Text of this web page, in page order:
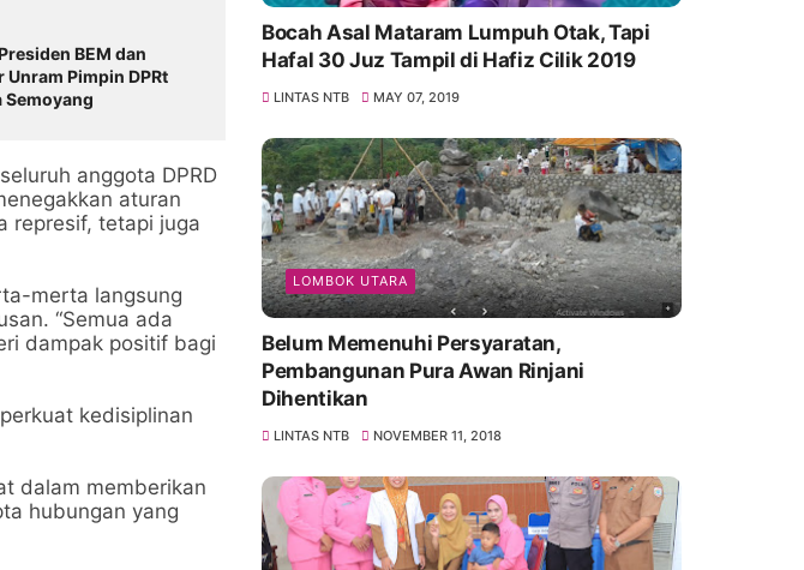
BEM dan
Unram Pimpin DPRt
Semoyang
anggota DPRD
aturan
represif, tetapi juga
merta langsung
“Semua ada
dampak positif bagi
kedisiplinan
dalam memberikan
hubungan yang
Bocah Asal Mataram Lumpuh Otak, Tapi
Hafal 30 Juz Tampil di Hafiz Cilik 2019
LINTAS NTB MAY 07, 2019
LOMBOK UTARA
Belum Memenuhi Persyaratan,
Pembangunan Pura Awan Rinjani
Dihentikan
LINTAS NTB NOVEMBER 11, 2018